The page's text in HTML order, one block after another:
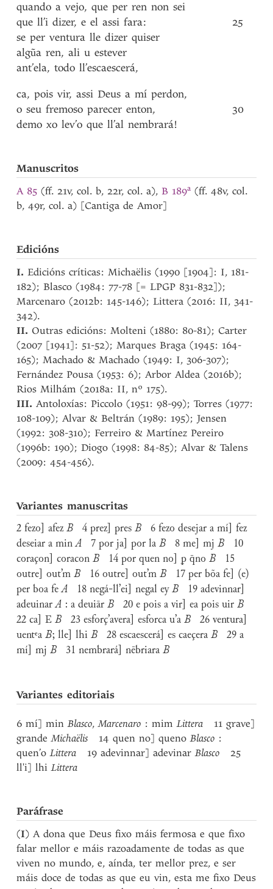
quando a vejo, que per ren non sei
que ll’i dizer, e el assi fara:
se per ventura lle dizer quiser
algũa ren, ali u estever
ant’ela, todo ll’escaescerá,
ca, pois vir, assi Deus a mí perdon,
o seu fremoso parecer enton,
demo xo lev’o que ll’al nembrará!
25
30
Manuscritos
A 85 (ff. 21v, col. b, 22r, col. a),B 189a (ff. 48v, col.
b, 49r, col. a) [Cantiga de Amor]
Edicións
I. Edicións críticas: Michaëlis (1990 [1904]: I, 181-
182); Blasco (1984: 77-78 [= LPGP 831-832]);
Marcenaro (2012b: 145-146); Littera (2016: II, 341-
342).
II. Outras edicións: Molteni (1880: 80-81); Carter
(2007 [1941]: 51-52); Marques Braga (1945: 164-
165); Machado & Machado (1949: I, 306-307);
Fernández Pousa (1953: 6); Arbor Aldea (2016b);
Rios Milhám (2018a: II, nº 175).
III. Antoloxías: Piccolo (1951: 98-99); Torres (1977:
108-109); Alvar & Beltrán (1989: 195); Jensen
(1992: 308-310); Ferreiro & Martínez Pereiro
(1996b: 190); Diogo (1998: 84-85); Alvar & Talens
(2009: 454-456).
Variantes manuscritas
2 fezo] afezB 4 prez] presB 6 fezo desejar a mí] fez
deseiar a minA 7 por ja] por laB 8 me] mjB
10
coraçon] coraconB 14 por quen no] ꝑ q̄noB 15
outre] out’mB 16 outre] out’mB 17 per bõa fe] (e)
per boa feA 18 negá-ll’ei] negal eyB 19 adevinnar]
adeuinarA : a deuiārB 20 e pois a vir] ea pois uirB
22 ca] EB 23 esforç’avera] esforca u’aB 26 ventura]
uentᵉaB; lle] lhiB 28 escaescerá] es caeçeraB 29 a
mí] mj B 31 nembrará] nēbriaraB
Variantes editoriais
6 mí] minBlasco,Marcenaro : mimLittera 11 grave]
grandeMichaëlis 14 quen no] quenoBlasco :
quen’oLittera 19 adevinnar] adevinarBlasco
25
ll'i] lhiLittera
Paráfrase
(I) A dona que Deus fixo máis fermosa e que fixo
falar mellor e máis razoadamente de todas as que
viven no mundo, e, aínda, ter mellor prez, e ser
máis doce de todas as que eu vin, esta me fixo Deus